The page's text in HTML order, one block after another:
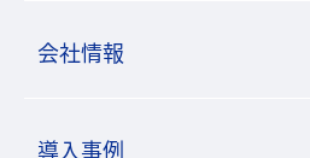
会社情報
導入事例